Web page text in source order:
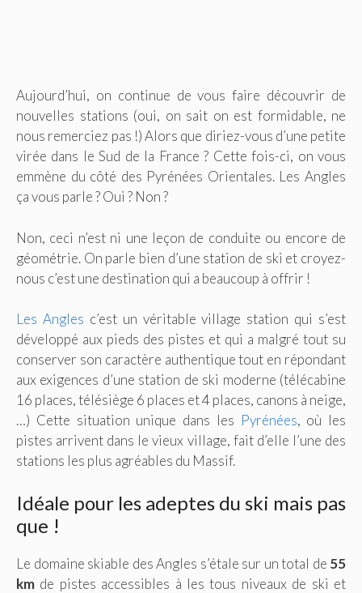
Aujourd’hui, on continue de vous faire découvrir de
nouvelles stations (oui, on sait on est formidable, ne
nous remerciez pas !) Alors que diriez-vous d’une petite
virée dans le Sud de la France ? Cette fois-ci, on vous
emmène du côté des Pyrénées Orientales. Les Angles
ça vous parle ? Oui ? Non ?
Non, ceci n’est ni une leçon de conduite ou encore de
géométrie. On parle bien d’une station de ski et croyez-
nous c’est une destination qui a beaucoup à offrir !
Les Angles c’est un véritable village station qui s’est
développé aux pieds des pistes et qui a malgré tout su
conserver son caractère authentique tout en répondant
aux exigences d’une station de ski moderne (télécabine
16 places, télésiège 6 places et 4 places, canons à neige,
…) Cette situation unique dans les Pyrénées, où les
pistes arrivent dans le vieux village, fait d’elle l’une des
stations les plus agréables du Massif.
Idéale pour les adeptes du ski mais pas
que !
Le domaine skiable des Angles s’étale sur un total de 55
km de pistes accessibles à les tous niveaux de ski et